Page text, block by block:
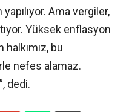
Ama vergiler,
Yüksek enflasyon
halkımız, bu
nefes alamaz.
dedi.